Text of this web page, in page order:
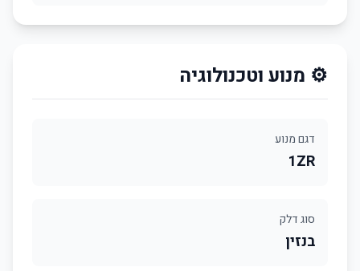
⚙️ מנוע וטכנולוגיה
דגם מנוע
1ZR
סוג דלק
בנזין